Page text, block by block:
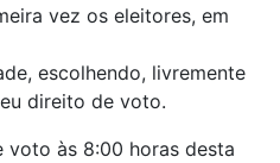
vez os eleitores, em
escolhendo, livremente
direito de voto.
voto às 8:00 horas desta